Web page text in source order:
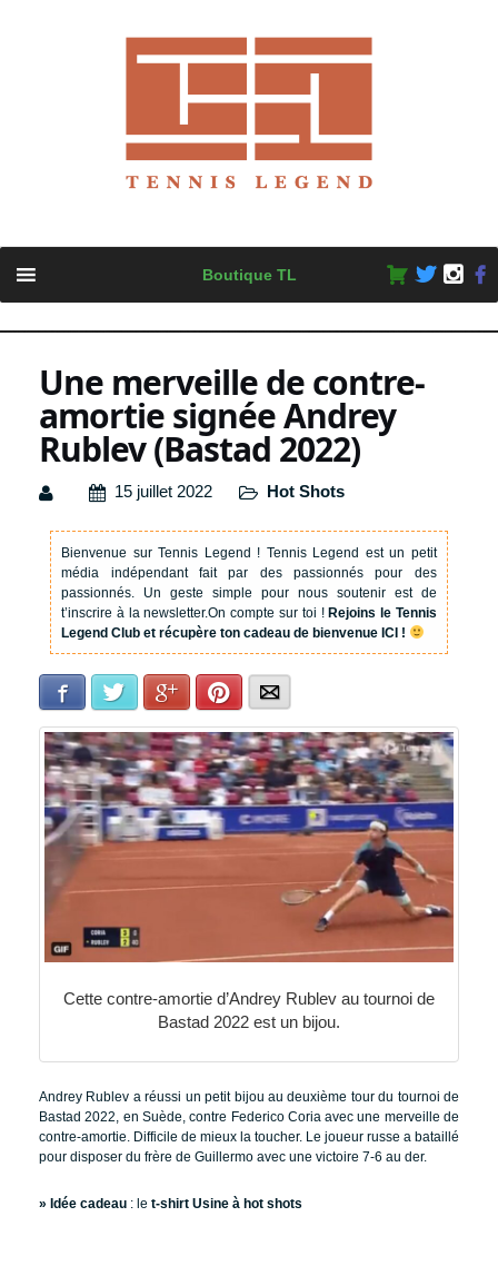
content
Boutique TL
Une merveille de contre-
amortie signée Andrey
Rublev (Bastad 2022)
15 juillet 2022 Hot Shots
Bienvenue sur Tennis Legend ! Tennis Legend est un petit
média indépendant fait par des passionnés pour des
passionnés. Un geste simple pour nous soutenir est de
t’inscrire à la newsletter.On compte sur toi !Rejoins le Tennis
Legend Club et récupère ton cadeau de bienvenue ICI !
Facebook Twitter Google+Pinterest
Cette contre-amortie d’Andrey Rublev au tournoi de
Bastad 2022 est un bijou.
Andrey Rublev a réussi un petit bijou au deuxième tour du tournoi de
Bastad 2022, en Suède, contre Federico Coria avec une merveille de
contre-amortie. Difficile de mieux la toucher. Le joueur russe a bataillé
pour disposer du frère de Guillermo avec une victoire 7-6 au der.
» Idée cadeau : le t-shirt Usine à hot shots